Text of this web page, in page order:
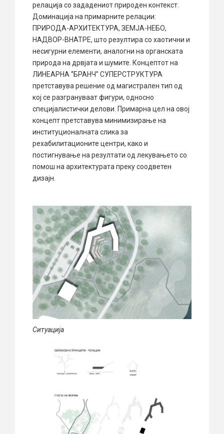
релација со зададениот природен контекст.
Доминација на примарните релации:
ПРИРОДА-АРХИТЕКТУРА, ЗЕМЈА-НЕБО,
НАДВОР-ВНАТРЕ, што резултира со хаотични и
несигурни елементи, аналогни на органската
природа на дрвјата и шумите. Концептот на
ЛИНЕАРНА ‘’БРАНЧ’’ СУПЕРСТРУКТУРА
претставува решение од магистрален тип од
кој се разгрануваат фигури, односно
специјалистички делови. Примарна цел на овој
концепт претставува минимизирање на
институционалната слика за
рехабилитационите центри, како и
постигнување на резултати од лекувањето со
помош на архитектурата преку соодветен
дизајн.
Ситуација